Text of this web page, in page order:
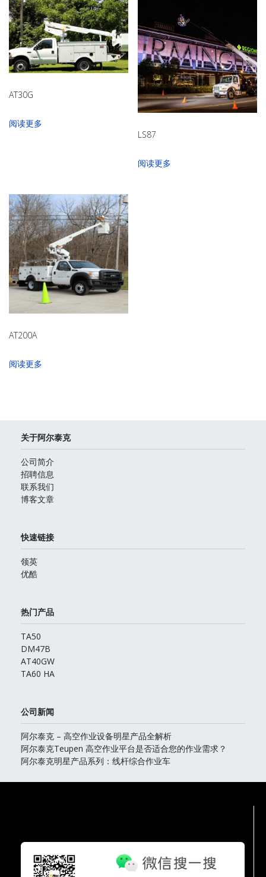
AT30G
阅读更多
LS87
阅读更多
AT200A
阅读更多
关于阿尔泰克
公司简介
招聘信息
联系我们
博客文章
快速链接
领英
优酷
热门产品
TA50
DM47B
AT40GW
TA60 HA
公司新闻
阿尔泰克 – 高空作业设备明星产品全解析
阿尔泰克Teupen 高空作业平台是否适合您的作业需求？
阿尔泰克明星产品系列：线杆综合作业车